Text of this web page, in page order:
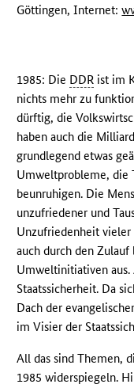
Göttingen, Internet:
1985: Die DDR ist im
nichts mehr zu
dürftig, die
haben auch die
grundlegend etwas
Umweltprobleme, die
beunruhigen. Die
unzufriedener und
Unzufriedenheit vieler
auch durch den
Umweltinitiativen
Staatssicherheit. Da
Dach der
im Visier der
All das sind Themen,
1985 widerspiegeln.